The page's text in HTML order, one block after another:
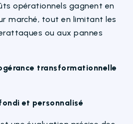
opérationnels gagnent en
marché, tout en limitant les
ou aux pannes
transformationnelle
et personnalisé